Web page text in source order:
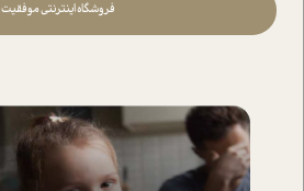
فروشگاه اینترنتی موفقیت